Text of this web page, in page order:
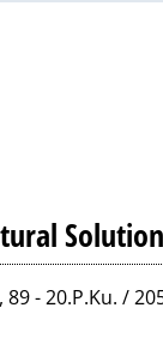
- 20.P.Ku. /